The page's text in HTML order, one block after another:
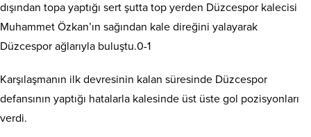
dışından topa yaptığı sert şutta top yerden Düzcespor kalecisi
Muhammet Özkan’ın sağından kale direğini yalayarak
Düzcespor ağlarıyla buluştu.0-1
Karşılaşmanın ilk devresinin kalan süresinde Düzcespor
defansının yaptığı hatalarla kalesinde üst üste gol pozisyonları
verdi.